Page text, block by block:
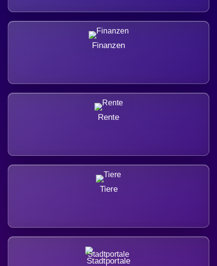
Finanzen
Rente
Tiere
Stadtportale